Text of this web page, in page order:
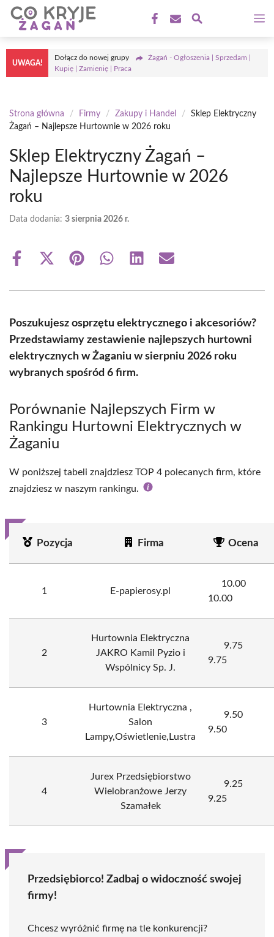
Przejdź
treści
UWAGA!
Dołącz do nowej grupy
Żagań - Ogłoszenia | Sprzedam |
Kupię | Zamienię | Praca
Strona główna / Firmy / Zakupy i Handel /
Sklep Elektryczny
Żagań – Najlepsze Hurtownie w 2026 roku
Sklep Elektryczny Żagań –
Najlepsze Hurtownie w 2026
roku
Data dodania: 3 sierpnia 2026 r.
Share
Share
(Twitter)
Share Share Share Share
Poszukujesz osprzętu elektrycznego i akcesoriów?
Przedstawiamy zestawienie najlepszych hurtowni
elektrycznych w Żaganiu w sierpniu 2026 roku
wybranych spośród 6 firm.
Porównanie Najlepszych Firm w
Rankingu Hurtowni Elektrycznych w
Żaganiu
W poniższej tabeli znajdziesz TOP 4 polecanych firm, które
znajdziesz w naszym rankingu.
Pozycja Firma Ocena
1 E-papierosy.pl
10.00
10.00
2
Hurtownia Elektryczna
JAKRO Kamil Pyzio i
Wspólnicy Sp. J.
9.75
9.75
3
Hurtownia Elektryczna ,
Salon
Lampy,Oświetlenie,Lustra
9.50
9.50
4
Jurex Przedsiębiorstwo
Wielobranżowe Jerzy
Szamałek
9.25
9.25
Przedsiębiorco! Zadbaj o widoczność swojej
firmy!
Chcesz wyróżnić firmę na tle konkurencji?